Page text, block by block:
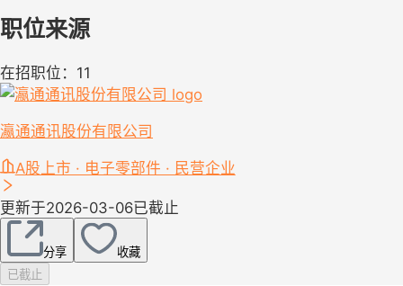
职位来源
在招职位：11
瀛通通讯股份有限公司
A股上市 · 电子零部件 · 民营企业
更新于2026-03-06已截止
分享
收藏
已截止